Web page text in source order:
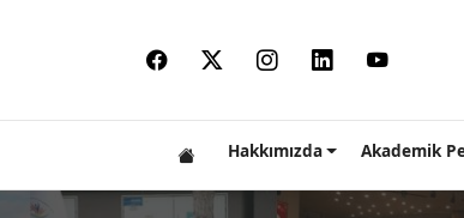
Hakkımızda Akademik